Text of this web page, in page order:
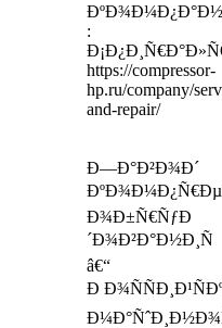
:
https://compressor-
hp.ru/company/
and-repair/
Ð—Ð°Ð²Ð¾Ð´
Ð¾Ð±Ñ€ÑƒÐ
´Ð¾Ð²Ð°Ð½Ð¸Ñ
â€“
Ð